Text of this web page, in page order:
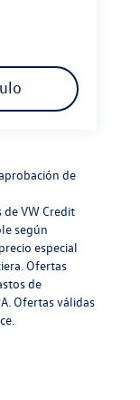
de
de VW Credit
según
especial
Ofertas
de
Ofertas válidas